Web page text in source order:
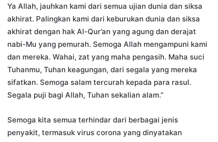
Ya Allah, jauhkan kami dari semua ujian dunia dan siksa
akhirat. Palingkan kami dari keburukan dunia dan siksa
akhirat dengan hak Al-Qur’an yang agung dan derajat
nabi-Mu yang pemurah. Semoga Allah mengampuni kami
dan mereka. Wahai, zat yang maha pengasih. Maha suci
Tuhanmu, Tuhan keagungan, dari segala yang mereka
sifatkan. Semoga salam tercurah kepada para rasul.
Segala puji bagi Allah, Tuhan sekalian alam.”
Semoga kita semua terhindar dari berbagai jenis
penyakit, termasuk virus corona yang dinyatakan